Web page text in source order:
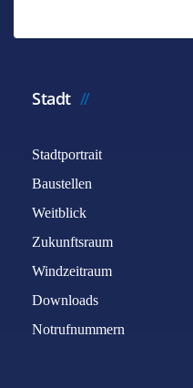
Stadt
Stadtportrait
Baustellen
Weitblick
Zukunftsraum
Windzeitraum
Downloads
Notrufnummern